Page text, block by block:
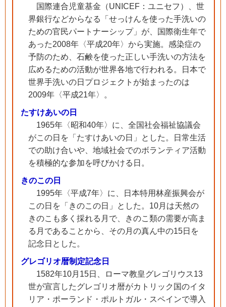
国際連合児童基金（UNICEF：ユニセフ）、世
界銀行などからなる「せっけんを使った手洗いの
ための官民パートナーシップ」が、国際衛生年で
あった2008年〈平成20年〉から実施。感染症の
予防のため、石鹸を使った正しい手洗いの方法を
広めるための活動が世界各地で行われる。日本で
世界手洗いの日プロジェクトが始まったのは
2009年〈平成21年〉。
たすけあいの日
1965年〈昭和40年〉に、全国社会福祉協議会
がこの日を「たすけあいの日」とした。日常生活
での助け合いや、地域社会でのボランティア活動
を積極的な参加を呼びかける日。
きのこの日
1995年〈平成7年〉に、日本特用林産振興会が
この日を「きのこの日」とした。10月は天然の
きのこも多く採れる月で、きのこ類の需要が高ま
る月であることから、その月の真ん中の15日を
記念日とした。
グレゴリオ暦制定記念日
1582年10月15日、ローマ教皇グレゴリウス13
世が宣言したグレゴリオ暦がカトリック国のイタ
リア・ポーランド・ポルトガル・スペインで導入